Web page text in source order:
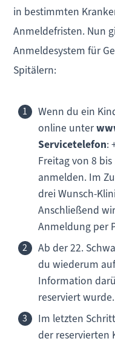
in bestimmten
Anmeldefristen. Nun
Anmeldesystem für
Spitälern:
Wenn du ein
online unter
Servicetelefon:
Freitag von 8
anmelden. Im
drei Wunsch-
Anschließend
Anmeldung per
Ab der 22.
du wiederum
Information
reserviert wurde.
Im letzten
der reservierten